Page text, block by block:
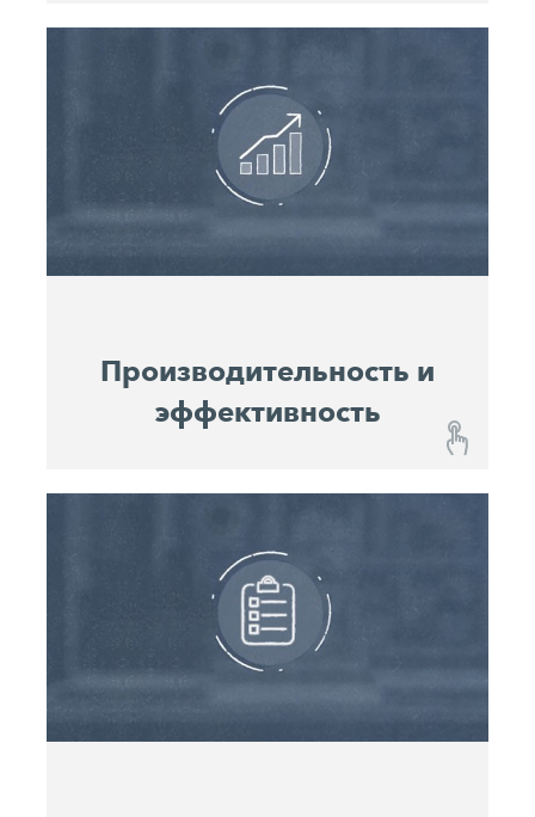
С John Deere Operations Center™ вы всегда
будете в курсе состояния каждой из ваших
Интегрированные графики
технического обслуживания
позволяют с
легкостью планировать интервалы
обслуживания. Это повышает
эксплуатационную готовность машин и их
надежность.
Производительность и
эффективность
Используя мониторинг производительности
(Performance Monitoring), можно постоянно
отслеживать прогресс строительства и
прогнозировать расход материалов. Значимые
параметры производительности помогают
диспетчерам оптимизировать использование
машин и их производительность. Они также
служат сравнительными значениями для